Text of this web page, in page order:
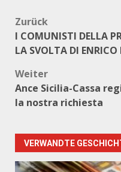
Zurück
I COMUNISTI DELLA
LA SVOLTA DI ENRICO
Weiter
Ance Sicilia-Cassa
la nostra richiesta
VERWANDTE